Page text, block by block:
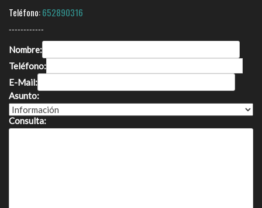
Teléfono:652890316
------------
Nombre:
Teléfono:
E-Mail:
Asunto:
Consulta: